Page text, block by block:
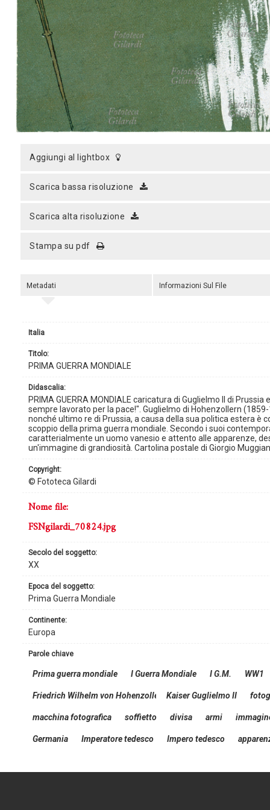
aggiungi al lightbox
scarica bassa risoluzione
scarica alta risoluzione
stampa su pdf
Metadati
Italia
titolo:
PRIMA GUERRA MONDIALE
didascalia:
PRIMA GUERRA MONDIALE caricatura di Guglielmo II di
sempre lavorato per la pace!". Guglielmo di Hohenzollern
nonché ultimo re di Prussia, a causa della sua politica estera è
scoppio della prima guerra mondiale. Secondo i suoi
caratterialmente un uomo vanesio e attento alle apparenze,
un'immagine di grandiosità. Cartolina postale di Giorgio
copyright:
© Fototeca Gilardi
continente:
Europa
secolo del soggetto:
XX
epoca del soggetto:
Prima Guerra Mondiale
nome file:
FSNgilardi_70824.jpg
parole chiave
Prima guerra mondiale I Guerra Mondiale I G.M. WW1
Friedrich Wilhelm von Hohenzollern Kaiser Guglielmo II
macchina fotografica soffietto divisa armi
Germania Imperatore tedesco Impero tedesco
Informazioni Sul File